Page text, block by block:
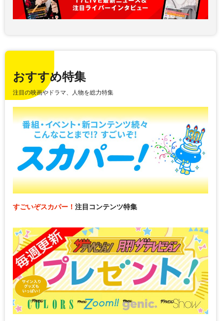
おすすめ特集
注目の映画やドラマ、人物を総力特集
すごいぞスカパー！ 注目コンテンツ特集